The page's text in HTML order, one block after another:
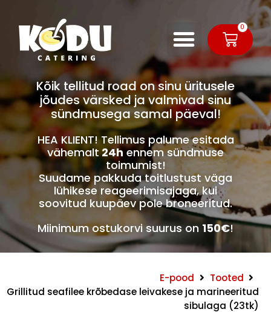
0
Kõik tellitud road on sinu üritusele
jõudes värsked ja valmivad sinu
sündmusega samal päeval!
HEA KLIENT! Tellimus palume esitada
vähemalt24hennem sündmuse
toimumist!
Suudame pakkuda toitlustust väga
lühikese reageerimisajaga, kui
soovitud kuupäev pole broneeritud.
Miinimum ostukorvi suurus on 150€!
E-pood
Tooted
Grillitud seafilee krõbedase leivakese ja marineeritud
sibulaga (23tk)